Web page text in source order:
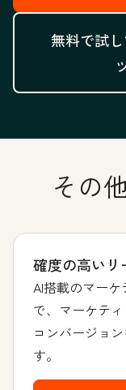
無料で試
その
確度の高いリ
AI搭載のマー
で、マーケテ
コンバージョ
す。